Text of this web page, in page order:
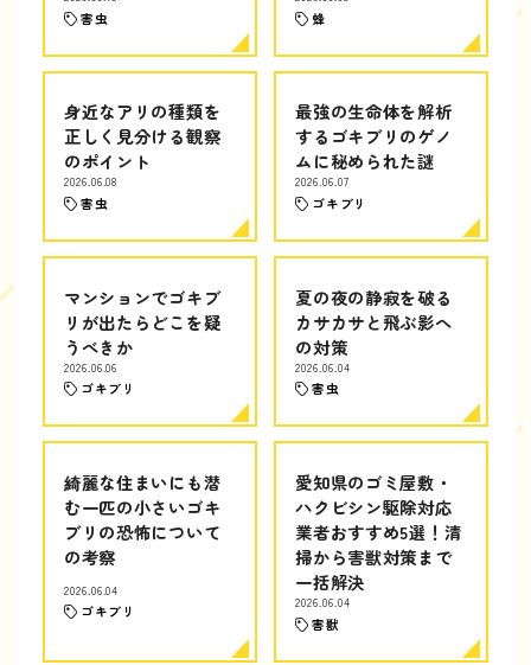
害虫 蜂
身近なアリの種類を
正しく見分ける観察
のポイント
2026.06.08
害虫
最強の生命体を解析
するゴキブリのゲノ
ムに秘められた謎
2026.06.07
ゴキブリ
マンションでゴキブ
リが出たらどこを疑
うべきか
2026.06.06
ゴキブリ
夏の夜の静寂を破る
カサカサと飛ぶ影へ
の対策
2026.06.04
害虫
綺麗な住まいにも潜
む一匹の小さいゴキ
ブリの恐怖について
の考察
2026.06.04
ゴキブリ
愛知県のゴミ屋敷・
ハクビシン駆除対応
業者おすすめ5選！清
掃から害獣対策まで
一括解決
2026.06.04
害獣